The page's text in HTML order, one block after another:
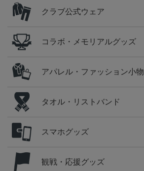
クラブ公式ウェア
コラボ・メモリアルグッズ
アパレル・ファッション小物
タオル・リストバンド
スマホグッズ
観戦・応援グッズ